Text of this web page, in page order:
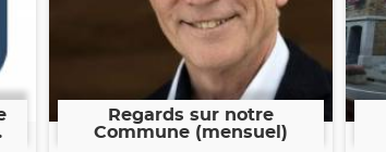
Regards sur notre
Commune (mensuel)